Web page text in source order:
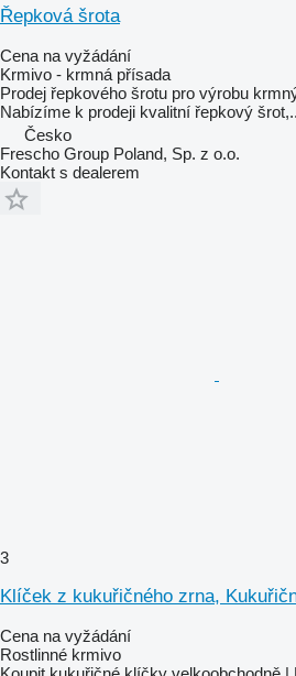
Řepková šrota
Cena na vyžádání
Krmivo - krmná přísada
Prodej řepkového šrotu pro výrobu
Nabízíme k prodeji kvalitní řepkový
Česko
Frescho Group Poland, Sp. z o.o.
Kontakt s dealerem
3
Klíček z kukuřičného zrna,
Cena na vyžádání
Rostlinné krmivo